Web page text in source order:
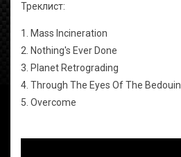
Треклист:
1. Mass Incineration
2. Nothing's Ever Done
3. Planet Retrograding
4. Through The Eyes Of The Bedouin
5. Overcome